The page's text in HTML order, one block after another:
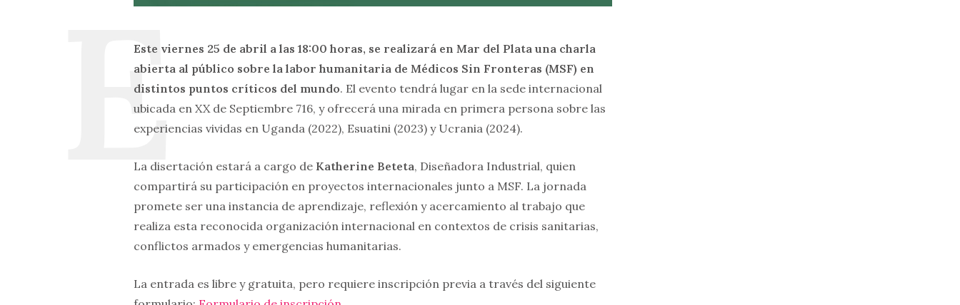
Este viernes 25 de abril a las 18:00 horas, se realizará en Mar del Plata una charla
abierta al público sobre la labor humanitaria de Médicos Sin Fronteras (MSF) en
distintos puntos críticos del mundo. El evento tendrá lugar en la sede internacional
ubicada en XX de Septiembre 716, y ofrecerá una mirada en primera persona sobre las
experiencias vividas en Uganda (2022), Esuatini (2023) y Ucrania (2024).
La disertación estará a cargo de Katherine Beteta, Diseñadora Industrial, quien
compartirá su participación en proyectos internacionales junto a MSF. La jornada
promete ser una instancia de aprendizaje, reflexión y acercamiento al trabajo que
realiza esta reconocida organización internacional en contextos de crisis sanitarias,
conflictos armados y emergencias humanitarias.
La entrada es libre y gratuita, pero requiere inscripción previa a través del siguiente